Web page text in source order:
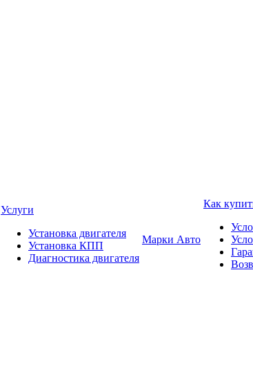
Услуги
Установка двигателя
Установка КПП
Диагностика двигателя
Марки Авто
Как